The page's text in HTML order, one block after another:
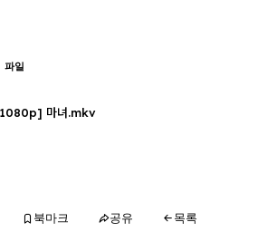
파일
마녀.mkv
북마크 공유 목록